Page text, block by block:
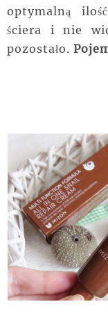
optymalną
ściera i nie
pozostało.